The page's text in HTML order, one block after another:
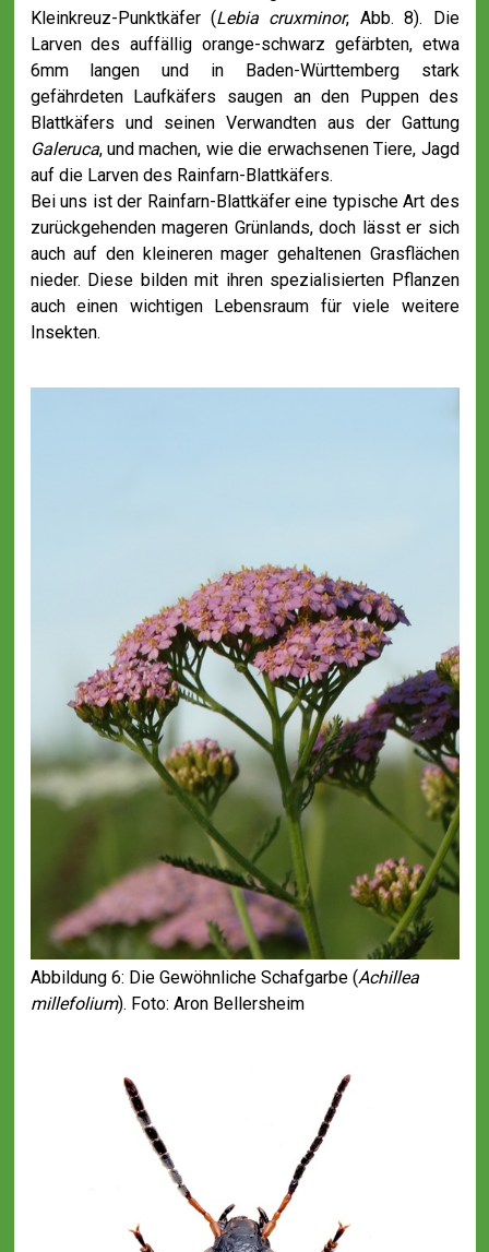
Kleinkreuz-Punktkäfer (Lebia cruxminor, Abb. 8). Die
Larven des auffällig orange-schwarz gefärbten, etwa
6mm langen und in Baden-Württemberg stark
gefährdeten Laufkäfers saugen an den Puppen des
Blattkäfers und seinen Verwandten aus der Gattung
Galeruca, und machen, wie die erwachsenen Tiere, Jagd
auf die Larven des Rainfarn-Blattkäfers.
Bei uns ist der Rainfarn-Blattkäfer eine typische Art des
zurückgehenden mageren Grünlands, doch lässt er sich
auch auf den kleineren mager gehaltenen Grasflächen
nieder. Diese bilden mit ihren spezialisierten Pflanzen
auch einen wichtigen Lebensraum für viele weitere
Insekten.
Abbildung 6: Die Gewöhnliche Schafgarbe (Achillea
millefolium). Foto: Aron Bellersheim